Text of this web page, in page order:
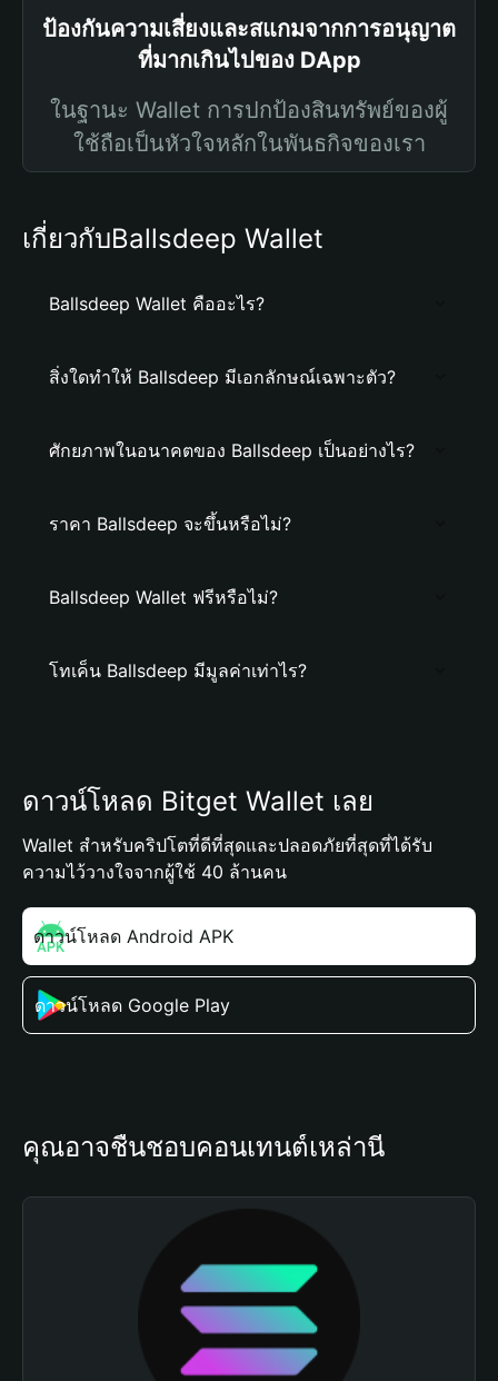
ป้องกันความเสี่ยงและสแกมจากการอนุญาต
ที่มากเกินไปของ DApp
ในฐานะ Wallet การปกป้องสินทรัพย์ของผู้
ใช้ถือเป็นหัวใจหลักในพันธกิจของเรา
เกี่ยวกับBallsdeep Wallet
Ballsdeep Wallet คืออะไร?
สิ่งใดทำให้ Ballsdeep มีเอกลักษณ์เฉพาะตัว?
ศักยภาพในอนาคตของ Ballsdeep เป็นอย่างไร?
ราคา Ballsdeep จะขึ้นหรือไม่?
Ballsdeep Wallet ฟรีหรือไม่?
โทเค็น Ballsdeep มีมูลค่าเท่าไร?
ดาวน์โหลด Bitget Wallet เลย
Wallet สำหรับคริปโตที่ดีที่สุดและปลอดภัยที่สุดที่ได้รับ
ความไว้วางใจจากผู้ใช้ 40 ล้านคน
ดาวน์โหลด Android APK
ดาวน์โหลด Google Play
คุณอาจชื่นชอบคอนเทนต์เหล่านี้